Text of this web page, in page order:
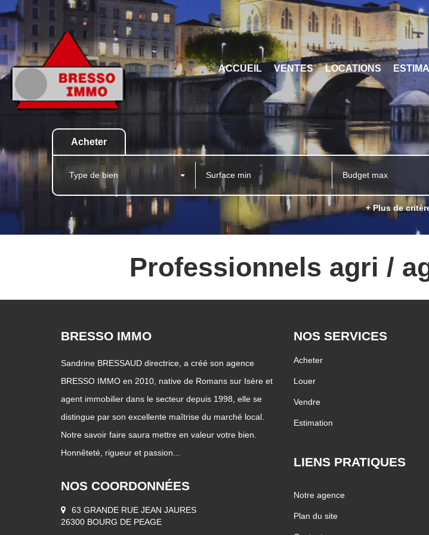
ACCUEIL VENTES LOCATIONS
Acheter
Type de bien
+ Plus de
Professionnels agri /
BRESSO IMMO
Sandrine BRESSAUD directrice, a créé son agence
BRESSO IMMO en 2010, native de Romans sur Isère et
agent immobilier dans le secteur depuis 1998, elle se
distingue par son excellente maîtrise du marché local.
Notre savoir faire saura mettre en valeur votre bien.
Honnêteté, rigueur et passion...
NOS COORDONNÉES
63 GRANDE RUE JEAN JAURES
26300 BOURG DE PEAGE
NOS SERVICES
Acheter
Louer
Vendre
Estimation
LIENS PRATIQUES
Notre agence
Plan du site